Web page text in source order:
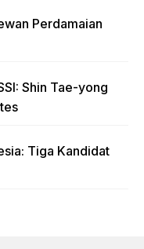
Perdamaian
Shin Tae-yong
Tiga Kandidat